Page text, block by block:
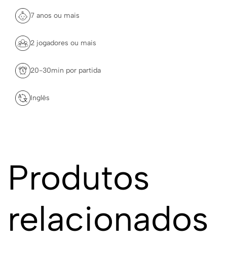
7 anos ou mais
2 jogadores ou mais
20-30min por partida
Inglês
Produtos
relacionados